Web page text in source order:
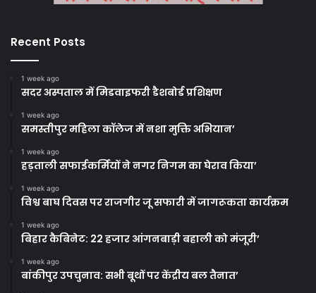
Recent Posts
1 week ago
सदर अस्पताल में मिडवाइफरी डैशबोर्ड प्रशिक्षण
1 week ago
समस्तीपुर महिला कॉलेज में नशा मुक्ति अभियान’
1 week ago
हड़ताली सफाईकर्मियों ने नगर निगम का घेराव किया’
1 week ago
विश्व बाघ दिवस पर राजगीर जू सफारी में जागरूकता कार्यक्रम
1 week ago
बिहार कैबिनेट: 22 हजार आंगनबाड़ी बहाली को मंजूरी’
1 week ago
बांकीपुर उपचुनाव: सभी बूथों पर केंद्रीय बल तैनात’